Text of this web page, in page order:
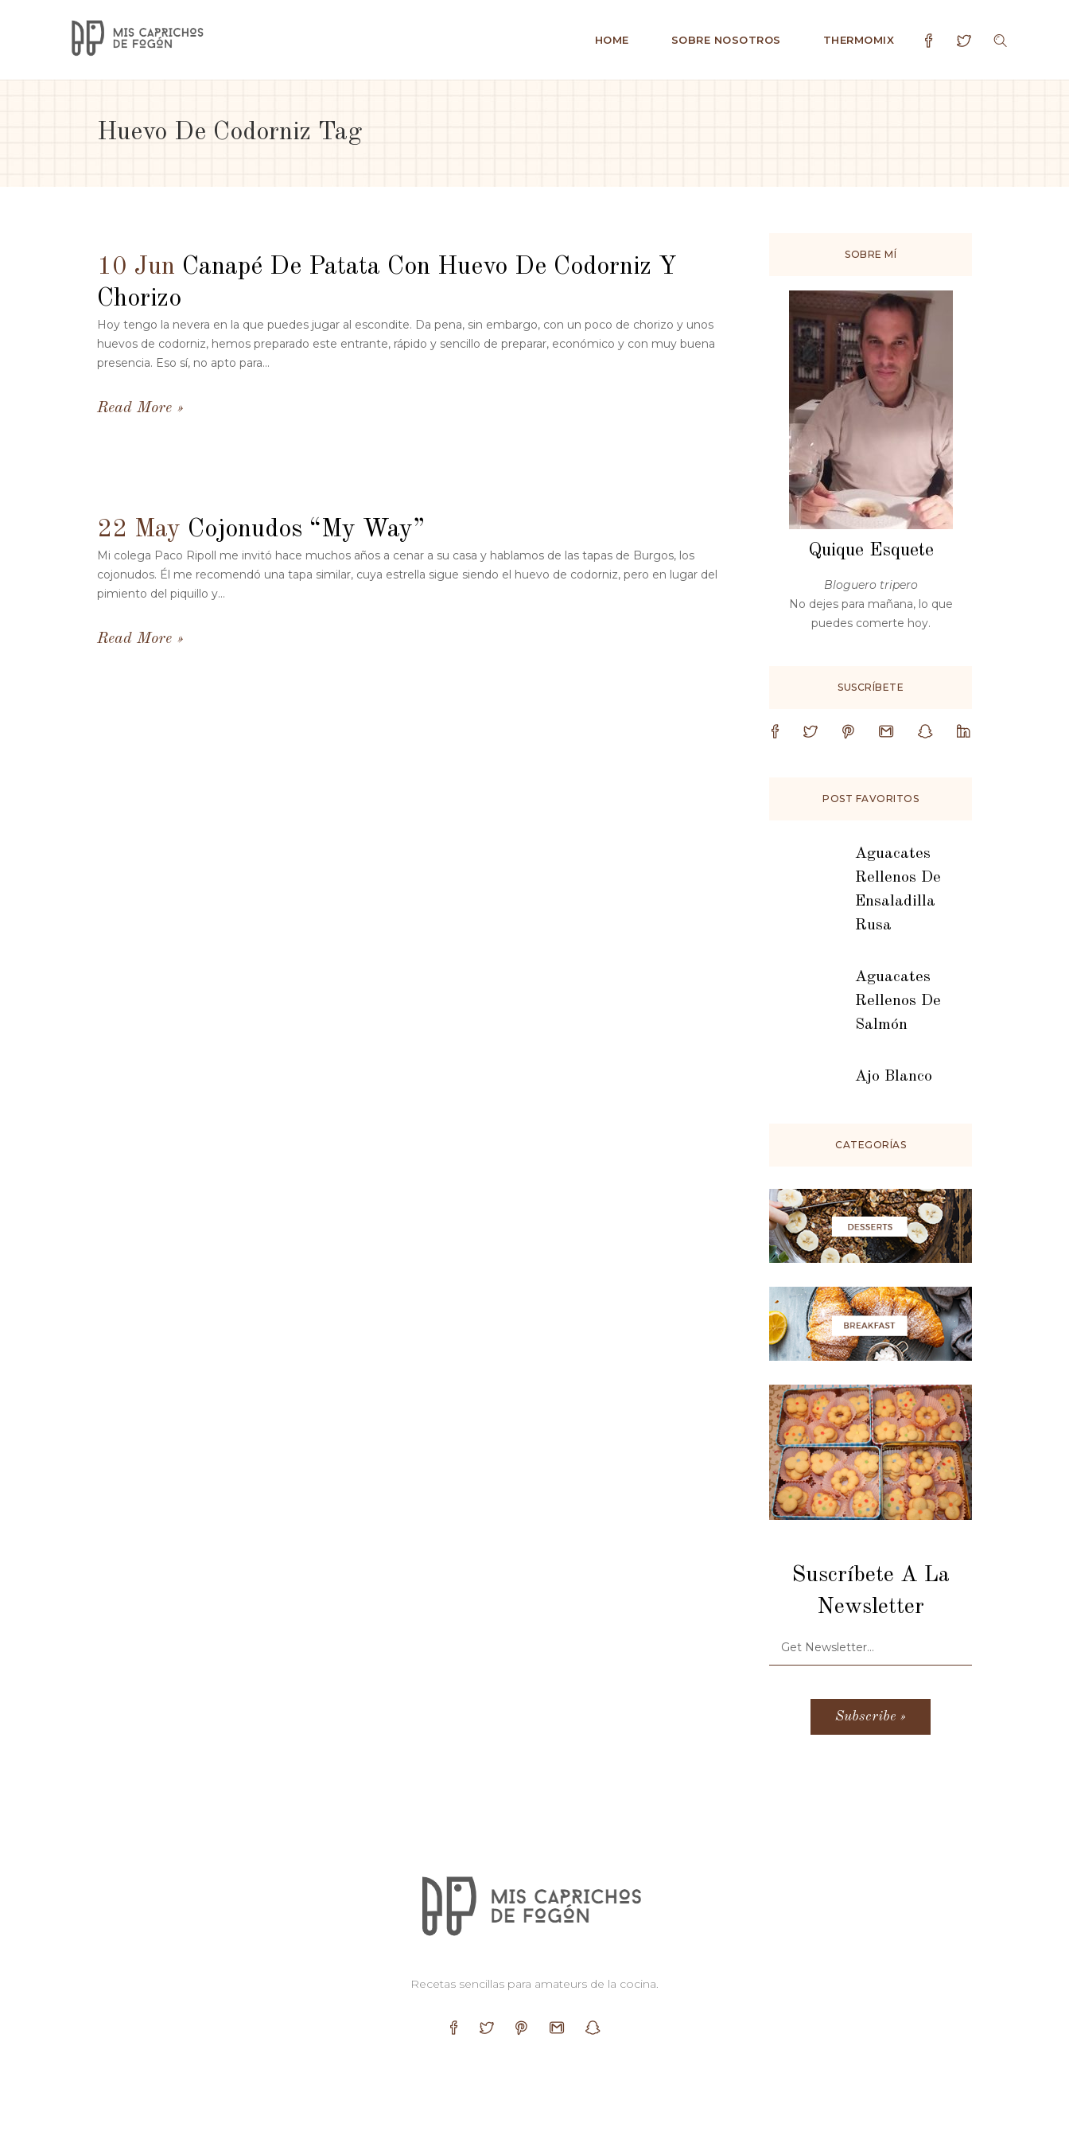
HOME SOBRE NOSOTROS THERMOMIX
Huevo De Codorniz Tag
10 Jun Canapé De Patata Con Huevo De Codorniz Y
Chorizo
Hoy tengo la nevera en la que puedes jugar al escondite. Da pena, sin embargo, con un poco de chorizo y unos
huevos de codorniz, hemos preparado este entrante, rápido y sencillo de preparar, económico y con muy buena
presencia. Eso sí, no apto para...
Read More
22 May Cojonudos “my Way”
Mi colega Paco Ripoll me invitó hace muchos años a cenar a su casa y hablamos de las tapas de Burgos, los
cojonudos. Él me recomendó una tapa similar, cuya estrella sigue siendo el huevo de codorniz, pero en lugar del
pimiento del piquillo y...
Read More
SOBRE MÍ
Quique Esquete
Bloguero tripero
No dejes para mañana, lo que
puedes comerte hoy.
SUSCRÍBETE
POST FAVORITOS
Aguacates
Rellenos De
Ensaladilla
Rusa
Aguacates
Rellenos De
Salmón
Ajo Blanco
CATEGORÍAS
Suscríbete A La
Newsletter
Recetas sencillas para amateurs de la cocina.